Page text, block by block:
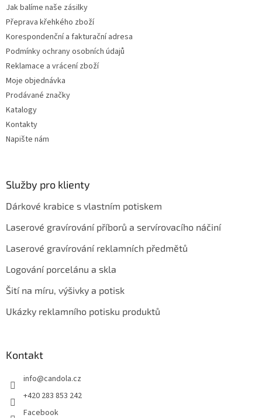
Jak balíme naše zásilky
Přeprava křehkého zboží
Korespondenční a fakturační adresa
Podmínky ochrany osobních údajů
Reklamace a vrácení zboží
Moje objednávka
Prodávané značky
Katalogy
Kontakty
Napište nám
Služby pro klienty
Dárkové krabice s vlastním potiskem
Laserové gravírování příborů a servírovacího náčiní
Laserové gravírování reklamních předmětů
Logování porcelánu a skla
Šití na míru, výšivky a potisk
Ukázky reklamního potisku produktů
Kontakt
info@candola.cz
+420 283 853 242
Facebook